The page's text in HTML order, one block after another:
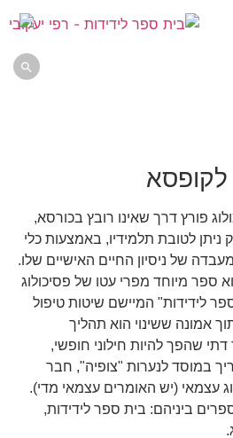
לקופסא
פורץ דרך שאינו רובץ בכורסא,
לטובת תלמידיו, באמצעות כלי
של ניסיון החיים האישיים שלו.
ספר מיוחד מפרי עטו של פסיכולוג
לידידות" המיישם שיטות טיפול
אמונה ששינוי הוא תהליך
שהפך להיות חילוני חופשי,
במוסד לנערות "צופיה", חבר
עצמאי (יש האומרים עצמאי מדי).
ביניהם: בית ספר לידידות,
